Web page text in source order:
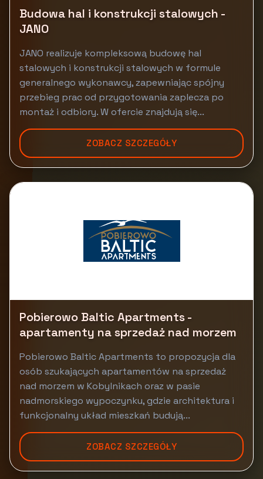
Budowa hal i konstrukcji stalowych -
JANO
JANO realizuje kompleksową budowę hal
stalowych i konstrukcji stalowych w formule
generalnego wykonawcy, zapewniając spójny
przebieg prac od przygotowania zaplecza po
montaż i odbiory. W ofercie znajdują się...
ZOBACZ SZCZEGÓŁY
Pobierowo Baltic Apartments -
apartamenty na sprzedaż nad morzem
Pobierowo Baltic Apartments to propozycja dla
osób szukających apartamentów na sprzedaż
nad morzem w Kobylnikach oraz w pasie
nadmorskiego wypoczynku, gdzie architektura i
funkcjonalny układ mieszkań budują...
ZOBACZ SZCZEGÓŁY